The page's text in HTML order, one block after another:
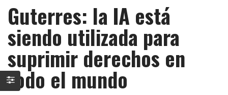
Guterres: la IA está
siendo utilizada para
suprimir derechos en
todo el mundo